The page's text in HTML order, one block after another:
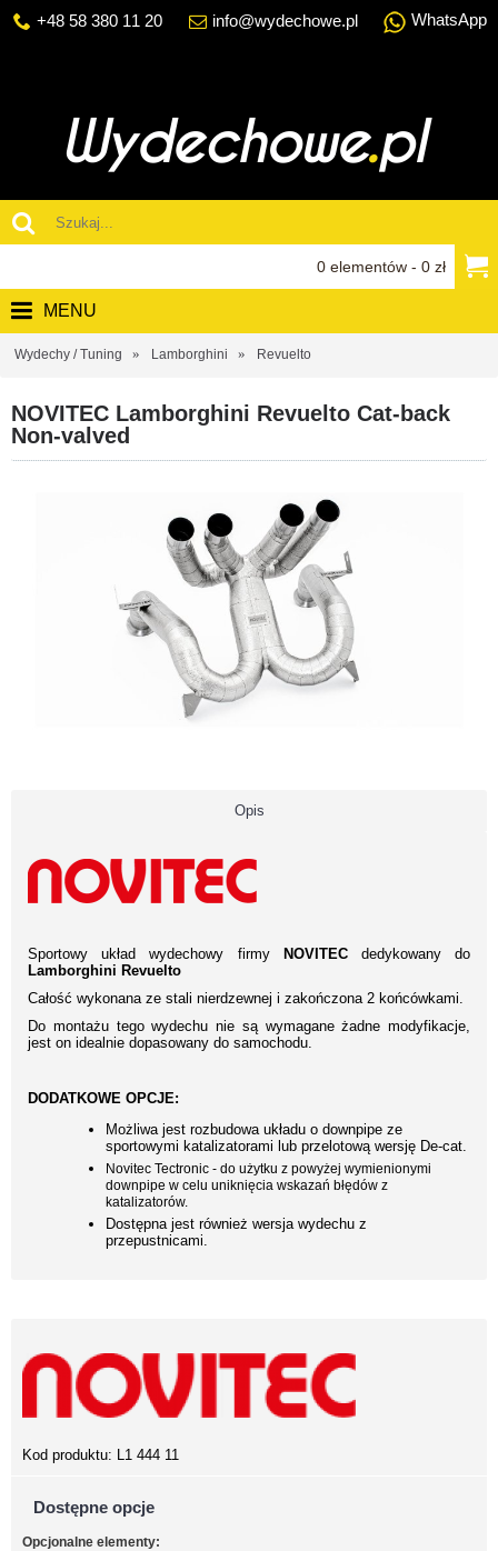
+48 58 380 11 20 info@wydechowe.pl WhatsApp
0 elementów - 0 zł
MENU
Wydechy / Tuning Lamborghini Revuelto
NOVITEC Lamborghini Revuelto Cat-back
Non-valved
Opis
Sportowy układ wydechowy firmy NOVITEC dedykowany do
Lamborghini Revuelto
Całość wykonana ze stali nierdzewnej i zakończona 2 końcówkami.
Do montażu tego wydechu nie są wymagane żadne modyfikacje,
jest on idealnie dopasowany do samochodu.
DODATKOWE OPCJE:
Możliwa jest rozbudowa układu o downpipe ze
sportowymi katalizatorami lub przelotową wersję De-cat.
Novitec Tectronic - do użytku z powyżej wymienionymi
downpipe w celu uniknięcia wskazań błędów z
katalizatorów.
Dostępna jest również wersja wydechu z
przepustnicami.
Kod produktu: L1 444 11
Dostępne opcje
Opcjonalne elementy: